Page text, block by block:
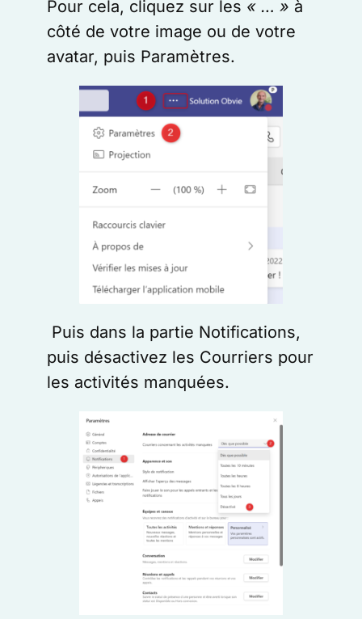
Pour cela, cliquez sur les « … » à
côté de votre image ou de votre
avatar, puis Paramètres.
Puis dans la partie Notifications,
puis désactivez les Courriers pour
les activités manquées.